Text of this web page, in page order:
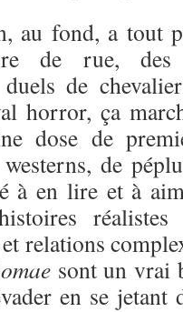
au fond, a tout
de rue, des
duels de
horror, ça
dose de
de
à en lire et à
relations
sont un vrai
en se jetant